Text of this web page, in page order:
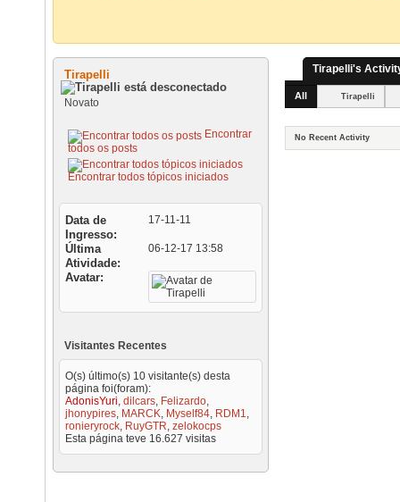
Tirapelli
Novato
Encontrar
todos os posts
Encontrar todos tópicos iniciados
Data de
Ingresso
17-11-11
Última
Atividade
06-12-17 13:58
Avatar
Visitantes Recentes
O(s) último(s) 10 visitante(s) desta
página foi(foram):
AdonisYuri, dilcars, Felizardo,
jhonypires, MARCK, Myself84, RDM1,
ronieryrock, RuyGTR, zelokocps
Esta página teve 16.627 visitas
Tirapelli's
All Tirapelli
No Recent Activity